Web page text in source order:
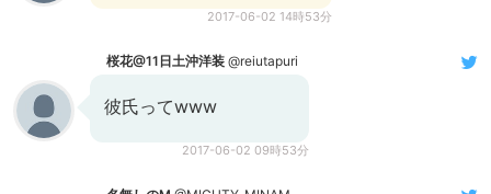
2017-06-02 14時53分
桜花@11日土沖洋装 @reiutapuri
彼氏ってwww
2017-06-02 09時53分